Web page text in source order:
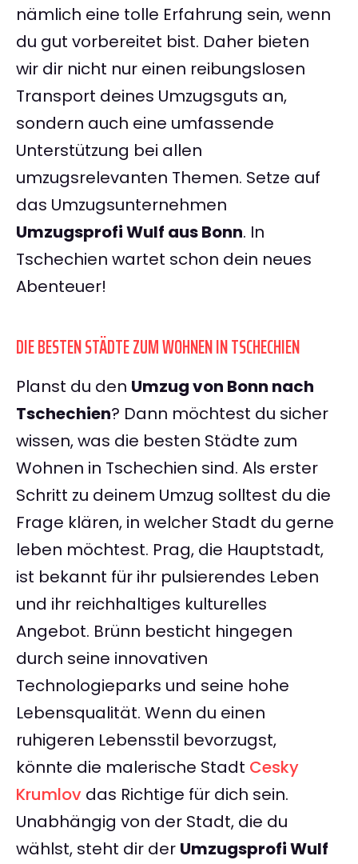
nämlich eine tolle Erfahrung sein, wenn
du gut vorbereitet bist. Daher bieten
wir dir nicht nur einen reibungslosen
Transport deines Umzugsguts an,
sondern auch eine umfassende
Unterstützung bei allen
umzugsrelevanten Themen. Setze auf
das Umzugsunternehmen
Umzugsprofi Wulf aus Bonn. In
Tschechien wartet schon dein neues
Abenteuer!
DIE BESTEN STÄDTE ZUM WOHNEN IN TSCHECHIEN
Planst du den Umzug von Bonn nach
Tschechien? Dann möchtest du sicher
wissen, was die besten Städte zum
Wohnen in Tschechien sind. Als erster
Schritt zu deinem Umzug solltest du die
Frage klären, in welcher Stadt du gerne
leben möchtest. Prag, die Hauptstadt,
ist bekannt für ihr pulsierendes Leben
und ihr reichhaltiges kulturelles
Angebot. Brünn besticht hingegen
durch seine innovativen
Technologieparks und seine hohe
Lebensqualität. Wenn du einen
ruhigeren Lebensstil bevorzugst,
könnte die malerische Stadt Cesky
Krumlov das Richtige für dich sein.
Unabhängig von der Stadt, die du
wählst, steht dir der Umzugsprofi Wulf